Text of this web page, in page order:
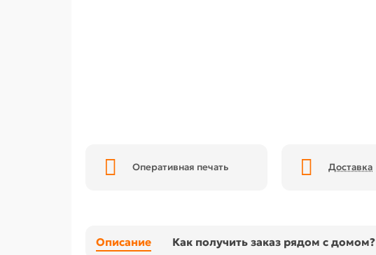
Оперативная печать Доставка
Описание Как получить заказ рядом с домом?